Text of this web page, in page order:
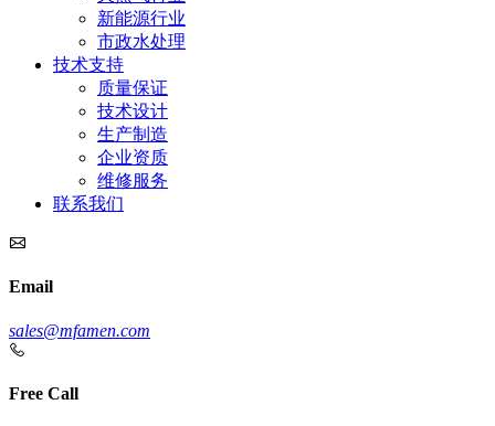
新能源行业
市政水处理
技术支持
质量保证
技术设计
生产制造
企业资质
维修服务
联系我们
Email
sales@mfamen.com
Free Call